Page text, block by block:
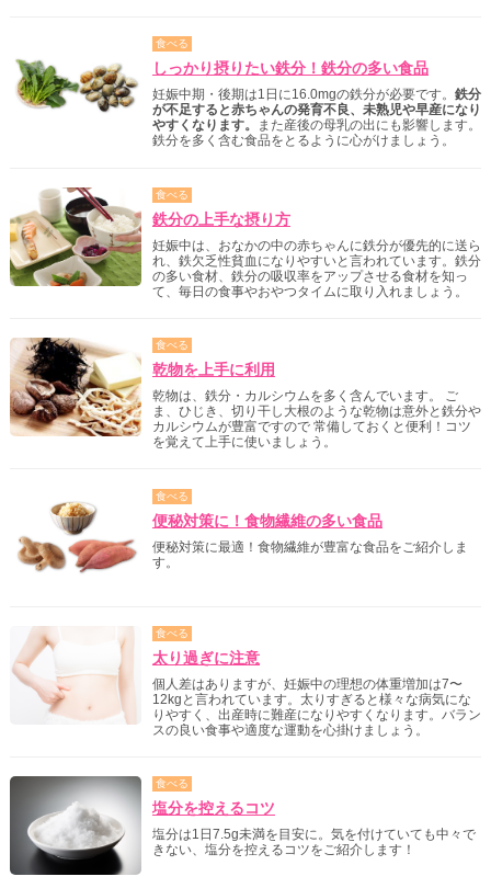
食べる
しっかり摂りたい鉄分！鉄分の多い食品
妊娠中期・後期は1日に16.0mgの鉄分が必要です。 鉄分
が不足すると赤ちゃんの発育不良、未熟児や早産になり
やすくなります。
また産後の母乳の出にも影響します。
鉄分を多く含む食品をとるように心がけましょう。
食べる
鉄分の上手な摂り方
妊娠中は、おなかの中の赤ちゃんに鉄分が優先的に送ら
れ、鉄欠乏性貧血になりやすいと言われています。鉄分
の多い食材、鉄分の吸収率をアップさせる食材を知っ
て、毎日の食事やおやつタイムに取り入れましょう。
食べる
乾物を上手に利用
乾物は、鉄分・カルシウムを多く含んでいます。 ご
ま、ひじき、切り干し大根のような乾物は意外と鉄分や
カルシウムが豊富ですので 常備しておくと便利！コツ
を覚えて上手に使いましょう。
食べる
便秘対策に！食物繊維の多い食品
便秘対策に最適！食物繊維が豊富な食品をご紹介しま
す。
食べる
太り過ぎに注意
個人差はありますが、妊娠中の理想の体重増加は7〜
12kgと言われています。太りすぎると様々な病気にな
りやすく、出産時に難産になりやすくなります。バラン
スの良い食事や適度な運動を心掛けましょう。
食べる
塩分を控えるコツ
塩分は1日7.5g未満を目安に。気を付けていても中々で
きない、塩分を控えるコツをご紹介します！